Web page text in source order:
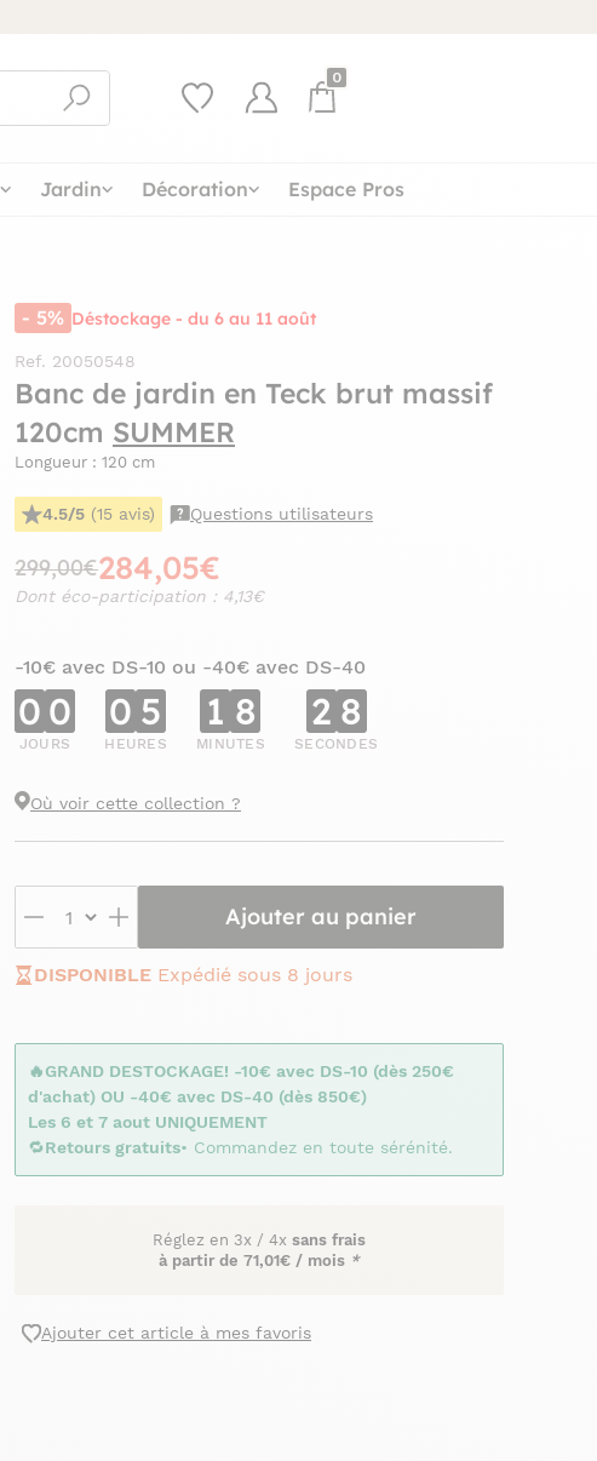
0
Jardin Décoration Espace Pros
- 5% Déstockage - du 6 au 11 août
Ref. 20050548
Banc de jardin en Teck brut massif
120cm SUMMER
Longueur : 120 cm
4.5/5 (15 avis) Questions utilisateurs
299,00€284,05€
Dont éco-participation : 4,13€
-10€ avec DS-10 ou -40€ avec DS-40
0 0
JOURS
0 5
HEURES
1 8
MINUTES
2 6
SECONDES
Où voir cette collection ?
Ajouter au panier
DISPONIBLE Expédié sous 8 jours
🔥GRAND DESTOCKAGE! -10€ avec DS-10 (dès 250€
d'achat) OU -40€ avec DS-40 (dès 850€)
Les 6 et 7 aout UNIQUEMENT
🔁Retours gratuits• Commandez en toute sérénité.
Réglez en 3x / 4x sans frais
à partir de 71,01€ / mois *
Ajouter cet article à mes favoris